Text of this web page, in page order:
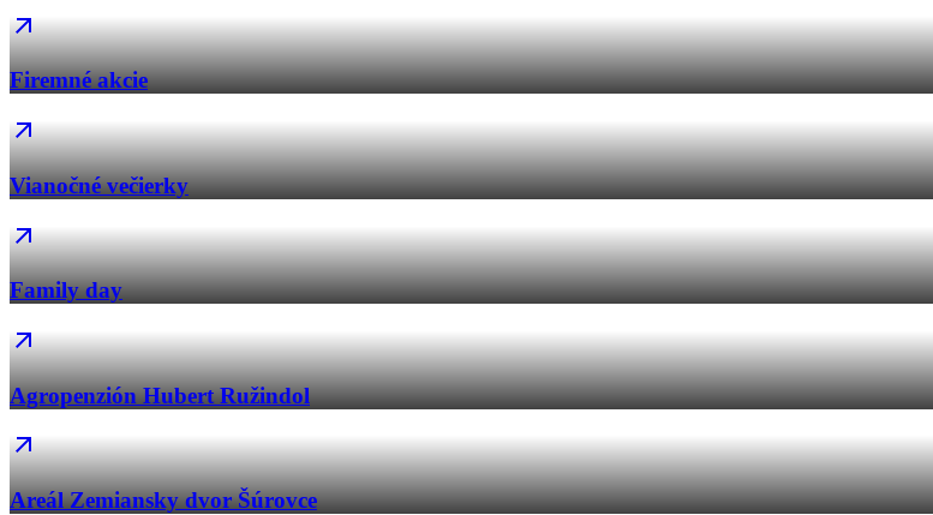
Firemné akcie
Vianočné večierky
Family day
Agropenzión Hubert Ružindol
Areál Zemiansky dvor Šúrovce